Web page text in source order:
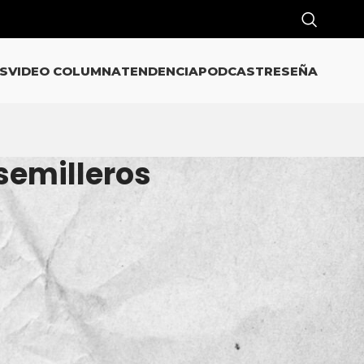
VIDEO COLUMNATENDENCIAPODCASTRESEÑA